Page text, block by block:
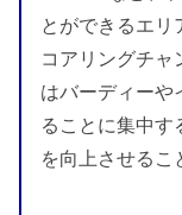
とができるエリ
コアリングチャ
はバーディーや
ることに集中す
を向上させるこ